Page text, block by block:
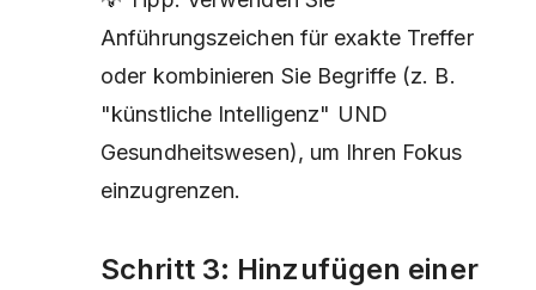
Anführungszeichen für exakte Treffer
oder kombinieren Sie Begriffe (z. B.
"künstliche Intelligenz" UND
Gesundheitswesen), um Ihren Fokus
einzugrenzen.
Schritt 3: Hinzufügen einer